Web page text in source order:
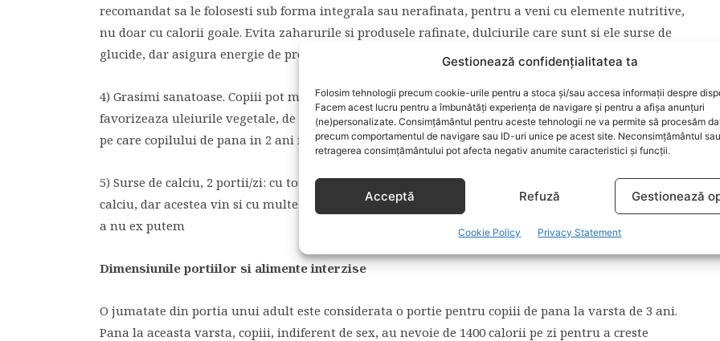
Gestionează confidențialitatea ta
Folosim tehnologii precum cookie-urile pentru a stoca și/sau accesa informații despre
Facem acest lucru pentru a îmbunătăți experiența de navigare și pentru a afișa anunțuri
(ne)personalizate. Consimțământul pentru aceste tehnologii ne va permite să procesăm
precum comportamentul de navigare sau ID-uri unice pe acest site. Neconsimțământul sau
retragerea consimțământului pot afecta negativ anumite caracteristici și funcții.
Acceptă Refuză Gestionează
Cookie Policy Privacy Statement
recomandat sa le folosesti sub forma integrala sau nerafinata, pentru a veni cu elemente nutritive,
nu doar cu calorii goale. Evita zaharurile si produsele rafinate, dulciurile care sunt si ele surse de
glucide, dar asigura energie de proasta calitate, fara elemente nutritive.
4) Grasimi sanatoase. Copiii pot manca grasimi mononesaturate si polinesaturare, dar cand gatesti
favorizeaza uleiurile vegetale, de masline, pestele gras si fructele oleaginoase (nuci, migdale, dar
pe care copilului de pana in 2 ani i le vei da sub forma de faina, in amestecuri nutritive, clatite etc.)
5) Surse de calciu, 2 portii/zi: cu totii stim despre lactate, iaurturi si branzeturi ca sunt surse de
calciu, dar acestea vin si cu multe grasimi. Copiii au nevoie si de grasimi, insa pentru a nu exagera
a nu ex putem
Dimensiunile portiilor si alimente interzise
O jumatate din portia unui adult este considerata o portie pentru copiii de pana la varsta de 3 ani.
Pana la aceasta varsta, copiii, indiferent de sex, au nevoie de 1400 calorii pe zi pentru a creste